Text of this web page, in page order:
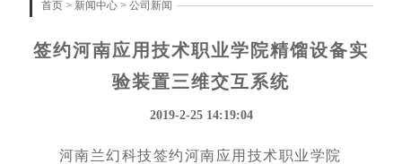
首页> 新闻中心> 公司新闻
签约河南应用技术职业学院精馏设备实
验装置三维交互系统
2019-2-25 14:19:04
河南兰幻科技签约河南应用技术职业学院